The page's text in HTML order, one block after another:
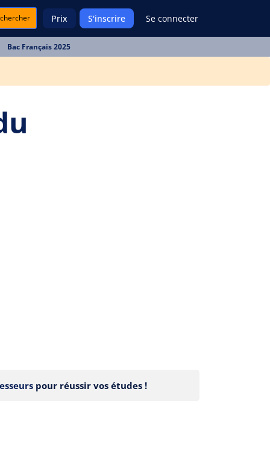
Prix S'inscrire Se connecter
Bac Français 2025
pour réussir vos études !